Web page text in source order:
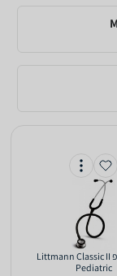
‏סטטוסקופ Littmann Classic II
Pediatric